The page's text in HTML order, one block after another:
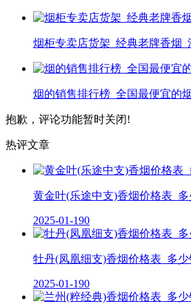
烟柜专卖店货架_经典老牌香烟
烟的销售排行榜_全国最便宜的
抱歉，评论功能暂时关闭!
热评文章
黄金叶(乐途中支)香烟价格表_
2025-01-190
牡丹(凤凰细支)香烟价格表_多
2025-01-190